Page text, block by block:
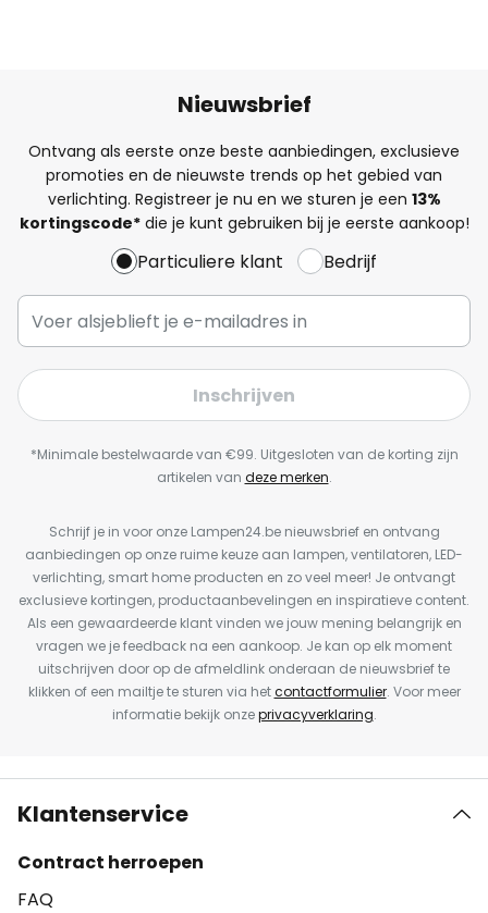
Nieuwsbrief
Ontvang als eerste onze beste aanbiedingen, exclusieve
promoties en de nieuwste trends op het gebied van
verlichting. Registreer je nu en we sturen je een 13%
kortingscode*die je kunt gebruiken bij je eerste aankoop!
Particuliere klant Bedrijf
Inschrijven
*Minimale bestelwaarde van €99. Uitgesloten van de korting zijn
artikelen van deze merken.
Schrijf je in voor onze Lampen24.be nieuwsbrief en ontvang
aanbiedingen op onze ruime keuze aan lampen, ventilatoren, LED-
verlichting, smart home producten en zo veel meer! Je ontvangt
exclusieve kortingen, productaanbevelingen en inspiratieve content.
Als een gewaardeerde klant vinden we jouw mening belangrijk en
vragen we je feedback na een aankoop. Je kan op elk moment
uitschrijven door op de afmeldlink onderaan de nieuwsbrief te
klikken of een mailtje te sturen via hetcontactformulier. Voor meer
informatie bekijk onzeprivacyverklaring.
Klantenservice
Contract herroepen
FAQ